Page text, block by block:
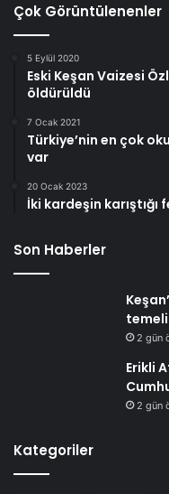
Çok Görüntülenenler
5 Eylül 2020
Eski Keşan Vaizesi
öldürüldü
7 Ocak 2021
Türkiye’nin en çok
var
20 Ocak 2023
İki kardeşin
Son Haberler
temeli
2 gün
Erikli
2 gün
Kategoriler